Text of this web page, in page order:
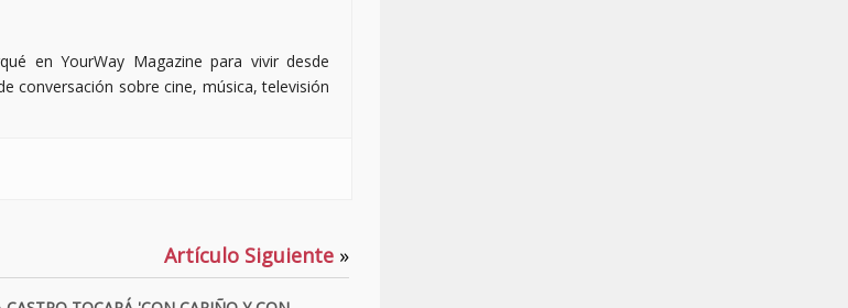
en YourWay Magazine para vivir desde
conversación sobre cine, música, televisión
Artículo Siguiente »